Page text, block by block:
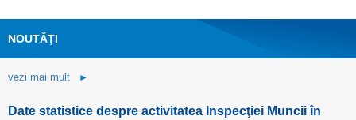
NOUTĂŢI
vezi mai mult ►
Date statistice despre activitatea Inspecţiei Muncii în